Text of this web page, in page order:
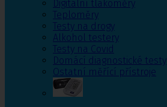
Digitální tlakoměry
Teploměry
Testy na drogy
Alkohol testery
Testy na Covid
Domácí diagnostické testy
Ostatní měřící přístroje